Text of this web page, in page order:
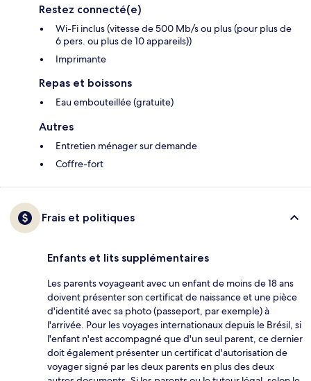
Restez connecté(e)
Wi-Fi inclus (vitesse de 500 Mb/s ou plus (pour plus de
6 pers. ou plus de 10 appareils))
Imprimante
Repas et boissons
Eau embouteillée (gratuite)
Autres
Entretien ménager sur demande
Coffre-fort
Frais et politiques
Enfants et lits supplémentaires
Les parents voyageant avec un enfant de moins de 18 ans
doivent présenter son certificat de naissance et une pièce
d'identité avec sa photo (passeport, par exemple) à
l'arrivée. Pour les voyages internationaux depuis le Brésil, si
l'enfant n'est accompagné que d'un seul parent, ce dernier
doit également présenter un certificat d'autorisation de
voyager signé par les deux parents en plus des deux